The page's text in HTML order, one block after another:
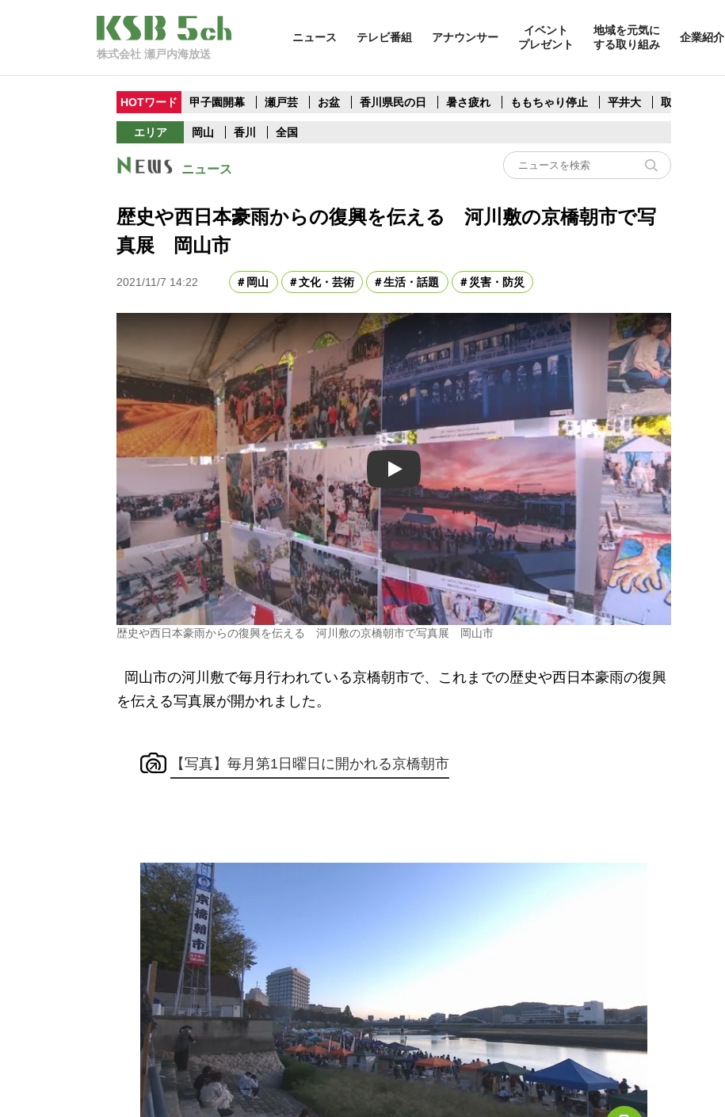
株式会社 瀬戸内海放送
ニュース テレビ番組 アナウンサー
イベント
プレゼント
地域を元気に
する取り組み
企業紹介
HOTワード 甲子園開幕 瀬戸芸 お盆 香川県民の日 暑さ疲れ ももちゃり停止 平井大 取水制限
エリア 岡山 香川 全国
ニュース
歴史や西日本豪雨からの復興を伝える 河川敷の京橋朝市で写
真展 岡山市
2021/11/7 14:22 岡山 文化・芸術 生活・話題 災害・防災
Play
歴史や西日本豪雨からの復興を伝える 河川敷の京橋朝市で写真展 岡山市
岡山市の河川敷で毎月行われている京橋朝市で、これまでの歴史や西日本豪雨の復興
を伝える写真展が開かれました。
【写真】毎月第1日曜日に開かれる京橋朝市